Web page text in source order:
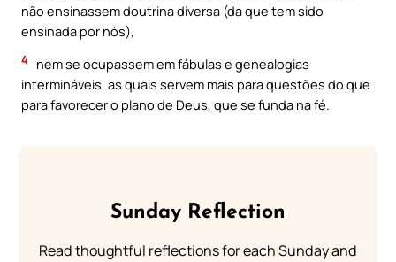
não ensinassem doutrina diversa (da que tem sido
ensinada por nós),
4 nem se ocupassem em fábulas e genealogias
intermináveis, as quais servem mais para questões do que
para favorecer o plano de Deus, que se funda na fé.
Sunday Reflection
Read thoughtful reflections for each Sunday and